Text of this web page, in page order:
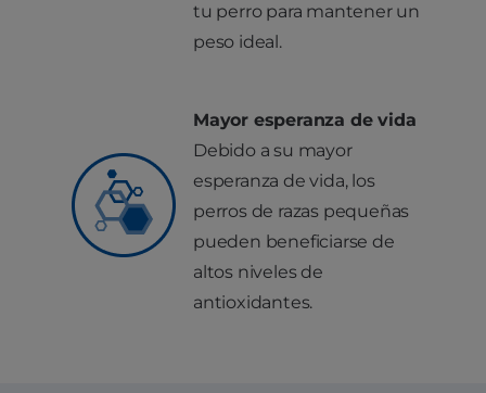
tu perro para mantener un
peso ideal.
Mayor esperanza de vida
Debido a su mayor
esperanza de vida, los
perros de razas pequeñas
pueden beneficiarse de
altos niveles de
antioxidantes.